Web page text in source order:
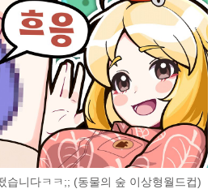
습니다ㅋㅋ;; (동물의 숲 이상형월드컵)